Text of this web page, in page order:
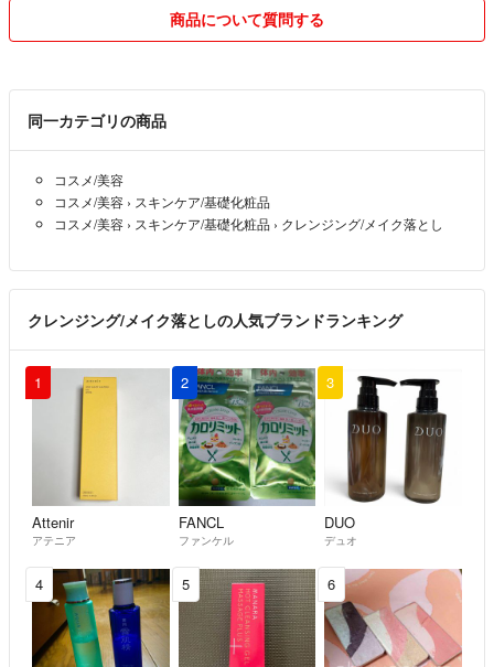
・以前は購入の意思ありと判断した場合専用にしてお取り置きもしてい
ましたが、トラブル回避のため今はしていません。
・うちでは猫を1匹飼っています。
猫の入ってこない部屋にて商品の保管と梱包をしていますが、気になる
方はご遠慮下さい。
・発送は平日の購入された時間がお昼12:00までなら当日に発送が出来
ます。
12:00以降に購入された場合、次の日の発送になります。
・土日に購入された場合時間はバラバラになりますが、なるべく当日に
発送出来るようにします。
・購入後の値下げは出来ません。
・コメント頂いてても購入された方を優先させていただきます。
・天候の乱れ（雪や台風など）や、距離の離れたところに発送する場合
商品が届くのが遅くなることがあります。
商品について質問する
同一カテゴリの商品
コスメ/美容
コスメ/美容 › スキンケア/基礎化粧品
コスメ/美容 › スキンケア/基礎化粧品 › クレンジング/メイク落とし
クレンジング/メイク落としの人気ブランドランキング
1
Attenir
アテニア
2
FANCL
ファンケル
3
DUO
デュオ
4 5 6